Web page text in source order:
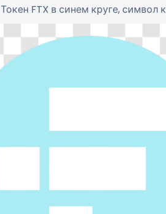
Токен FTX в синем круге, символ